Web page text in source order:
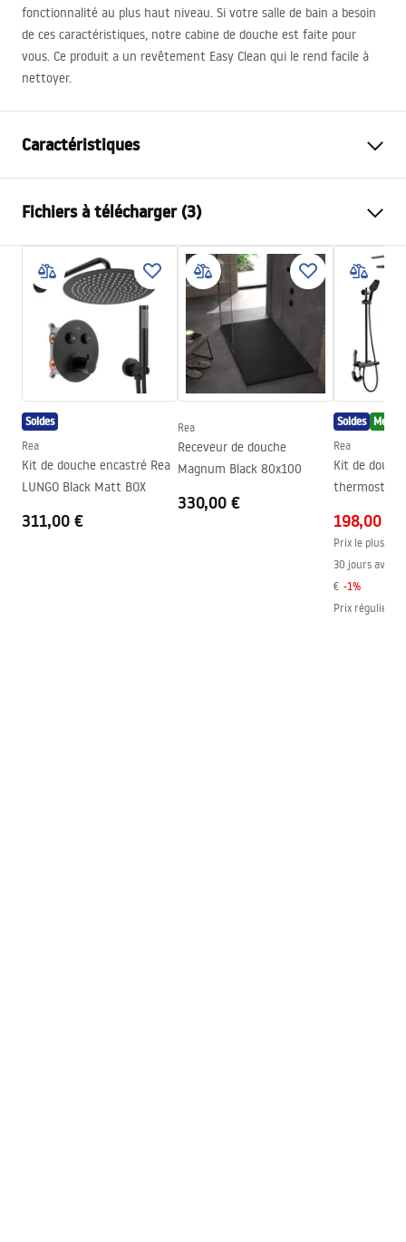
fonctionnalité au plus haut niveau. Si votre salle de bain a besoin
de ces caractéristiques, notre cabine de douche est faite pour
vous. Ce produit a un revêtement Easy Clean qui le rend facile à
nettoyer.
Caractéristiques
Couleur
Type de cabine de douche
d'angle
Couleur du verre
Transparent 6mm
Mode d'ouverture
à entrouvrir réciproquement
Montage
Sur le receveur ou plancher
Hauteur (mm)
2005
Réversible
Garantie
Couche Easy Clean
Oui, d'un côté du vitre
Fichiers à télécharger (3)
shower manual
shower manual.pdf
Instrukcja montażu
Instrukcja_Hugo_double_PL.pdf
Instrukcja montażu FR
Instrukcja_Hugo_double_FR.pdf
Soldes
Rea
Kit de douche encastré Rea
LUNGO Black Matt BOX
311,00 €
Rea
Receveur de douche
Magnum Black 80x100
330,00 €
Soldes
Rea
Kit de
thermostat
198,00 €
Prix le plus
30 jours avant
€ -1%
Prix régulier